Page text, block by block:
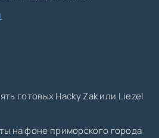
готовых Hacky Zak или Liezel
на фоне приморского города